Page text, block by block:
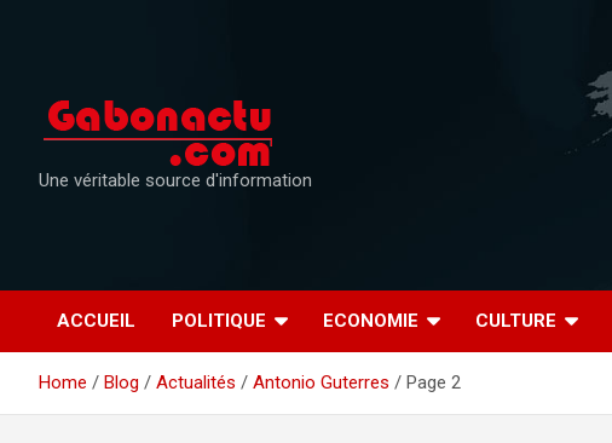
Une véritable source d'information
ACCUEIL POLITIQUE ECONOMIE CULTURE
Home Blog Actualités Antonio Guterres Page 2